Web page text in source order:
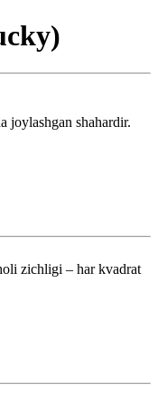
joylashgan shahardir.
zichligi – har kvadrat